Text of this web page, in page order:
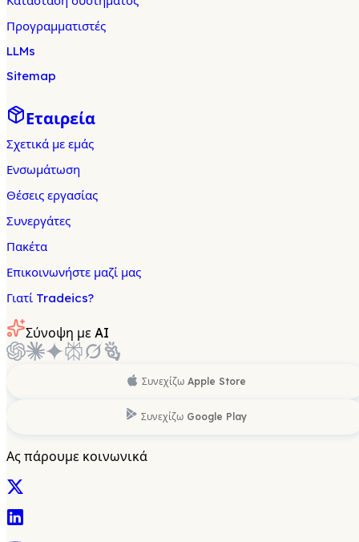
Προγραμματιστές
LLMs
Sitemap
Εταιρεία
Σχετικά με εμάς
Ενσωμάτωση
Θέσεις εργασίας
Συνεργάτες
Πακέτα
Επικοινωνήστε μαζί μας
Γιατί Tradeics?
Σύνοψη με AI
Συνεχίζω Apple Store
Συνεχίζω Google Play
Ας πάρουμε κοινωνικά